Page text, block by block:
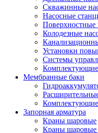
Скважинные
Насосные
Поверхностные
Колодезные
Установки
Системы
Комплектующие
Мембранные баки
Комплектующие
Запорная арматура
Краны шаровые
Краны шаровые